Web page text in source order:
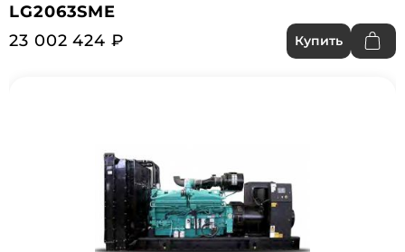
LG2063SME
23 002 424 ₽
Купить